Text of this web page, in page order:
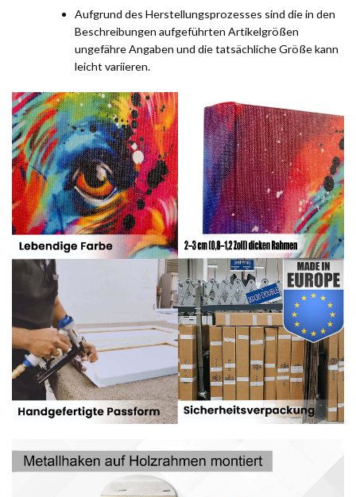
Aufgrund des Herstellungsprozesses sind die in den
Beschreibungen aufgeführten Artikelgrößen
ungefähre Angaben und die tatsächliche Größe kann
leicht variieren.